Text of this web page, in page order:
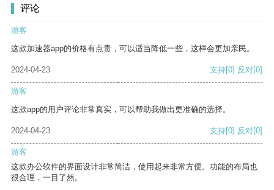
评论
游客
这款加速器app的价格有点贵，可以适当降低一些，这样会更加亲民。
2024-04-23 支持[0] 反对[0]
游客
这款app的用户评论非常真实，可以帮助我做出更准确的选择。
2024-04-23 支持[0] 反对[0]
游客
这款办公软件的界面设计非常简洁，使用起来非常方便。功能的布局也
很合理，一目了然。